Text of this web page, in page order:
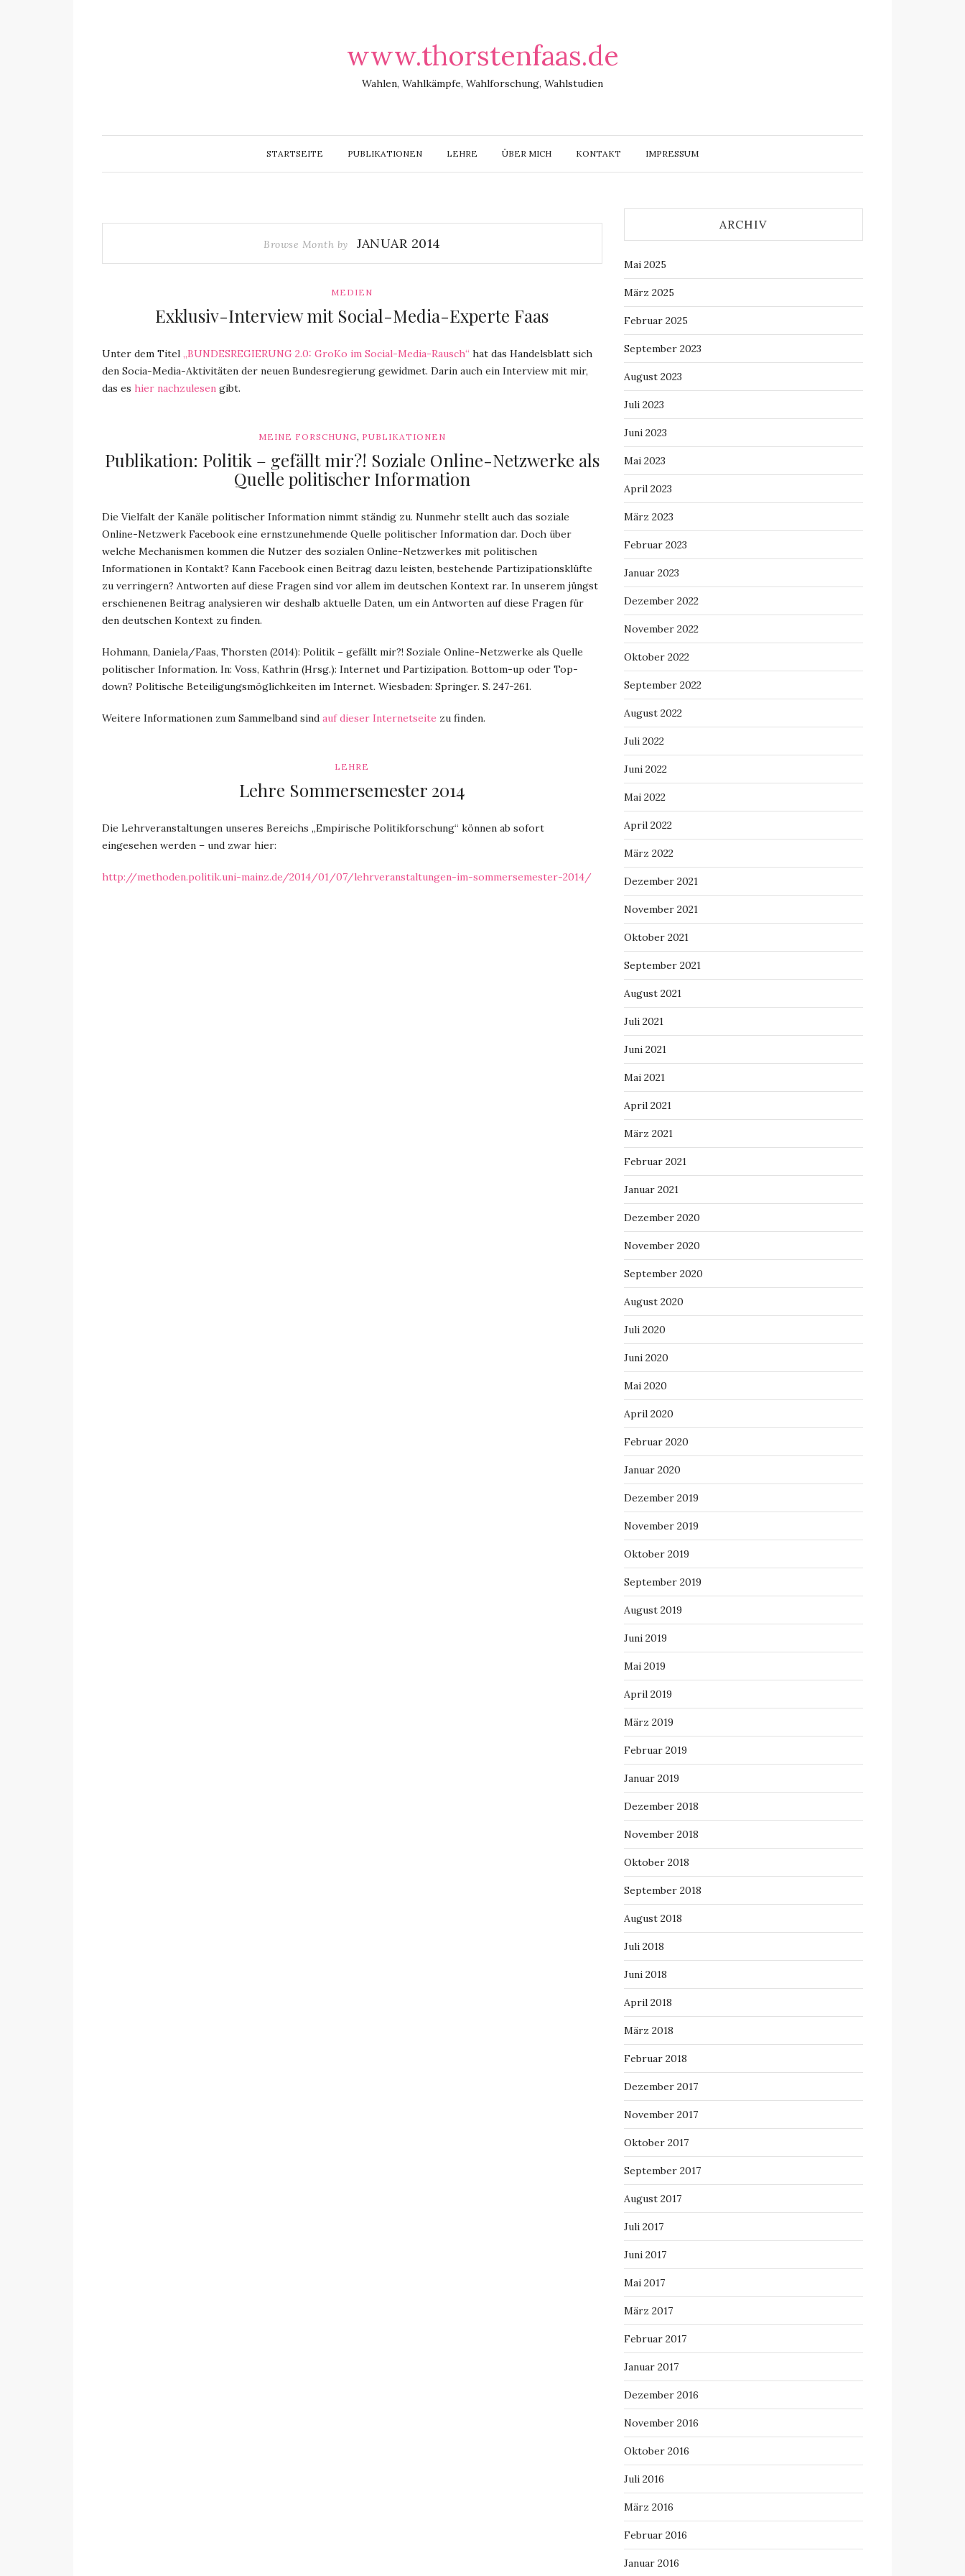
www.thorstenfaas.de
Wahlen, Wahlkämpfe, Wahlforschung, Wahlstudien
STARTSEITE PUBLIKATIONEN LEHRE ÜBER MICH KONTAKT IMPRESSUM
Browse Month by JANUAR 2014
MEDIEN
Exklusiv-Interview mit Social-Media-Experte Faas
Unter dem Titel „BUNDESREGIERUNG 2.0: GroKo im Social-Media-Rausch“ hat das Handelsblatt sich
den Socia-Media-Aktivitäten der neuen Bundesregierung gewidmet. Darin auch ein Interview mit mir,
das es hier nachzulesen gibt.
MEINE FORSCHUNG, PUBLIKATIONEN
Publikation: Politik – gefällt mir?! Soziale Online-Netzwerke als
Quelle politischer Information
Die Vielfalt der Kanäle politischer Information nimmt ständig zu. Nunmehr stellt auch das soziale
Online-Netzwerk Facebook eine ernstzunehmende Quelle politischer Information dar. Doch über
welche Mechanismen kommen die Nutzer des sozialen Online-Netzwerkes mit politischen
Informationen in Kontakt? Kann Facebook einen Beitrag dazu leisten, bestehende Partizipationsklüfte
zu verringern? Antworten auf diese Fragen sind vor allem im deutschen Kontext rar. In unserem jüngst
erschienenen Beitrag analysieren wir deshalb aktuelle Daten, um ein Antworten auf diese Fragen für
den deutschen Kontext zu finden.
Hohmann, Daniela/Faas, Thorsten (2014): Politik – gefällt mir?! Soziale Online-Netzwerke als Quelle
politischer Information. In: Voss, Kathrin (Hrsg.): Internet und Partizipation. Bottom-up oder Top-
down? Politische Beteiligungsmöglichkeiten im Internet. Wiesbaden: Springer. S. 247-261.
Weitere Informationen zum Sammelband sind auf dieser Internetseite zu finden.
LEHRE
Lehre Sommersemester 2014
Die Lehrveranstaltungen unseres Bereichs „Empirische Politikforschung“ können ab sofort
eingesehen werden – und zwar hier:
http://methoden.politik.uni-mainz.de/2014/01/07/lehrveranstaltungen-im-sommersemester-2014/
ARCHIV
Mai 2025
März 2025
Februar 2025
September 2023
August 2023
Juli 2023
Juni 2023
Mai 2023
April 2023
März 2023
Februar 2023
Januar 2023
Dezember 2022
November 2022
Oktober 2022
September 2022
August 2022
Juli 2022
Juni 2022
Mai 2022
April 2022
März 2022
Dezember 2021
November 2021
Oktober 2021
September 2021
August 2021
Juli 2021
Juni 2021
Mai 2021
April 2021
März 2021
Februar 2021
Januar 2021
Dezember 2020
November 2020
September 2020
August 2020
Juli 2020
Juni 2020
Mai 2020
April 2020
Februar 2020
Januar 2020
Dezember 2019
November 2019
Oktober 2019
September 2019
August 2019
Juni 2019
Mai 2019
April 2019
März 2019
Februar 2019
Januar 2019
Dezember 2018
November 2018
Oktober 2018
September 2018
August 2018
Juli 2018
Juni 2018
April 2018
März 2018
Februar 2018
Dezember 2017
November 2017
Oktober 2017
September 2017
August 2017
Juli 2017
Juni 2017
Mai 2017
März 2017
Februar 2017
Januar 2017
Dezember 2016
November 2016
Oktober 2016
Juli 2016
März 2016
Februar 2016
Januar 2016